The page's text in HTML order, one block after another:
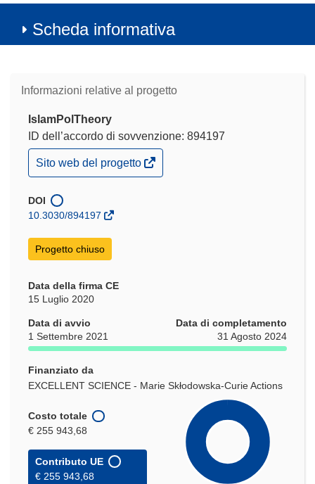
Scheda informativa
Informazioni relative al progetto
IslamPolTheory
ID dell’accordo di sovvenzione: 894197
(si
apre
una
nuova
Sito web del progetto
DOI
10.3030/894197
Progetto chiuso
Data della firma CE
15 Luglio 2020
Data di avvio
1 Settembre 2021
Data di completamento
31 Agosto 2024
Finanziato da
EXCELLENT SCIENCE - Marie Skłodowska-Curie Actions
Costo totale
€ 255 943,68
Contributo UE
€ 255 943,68